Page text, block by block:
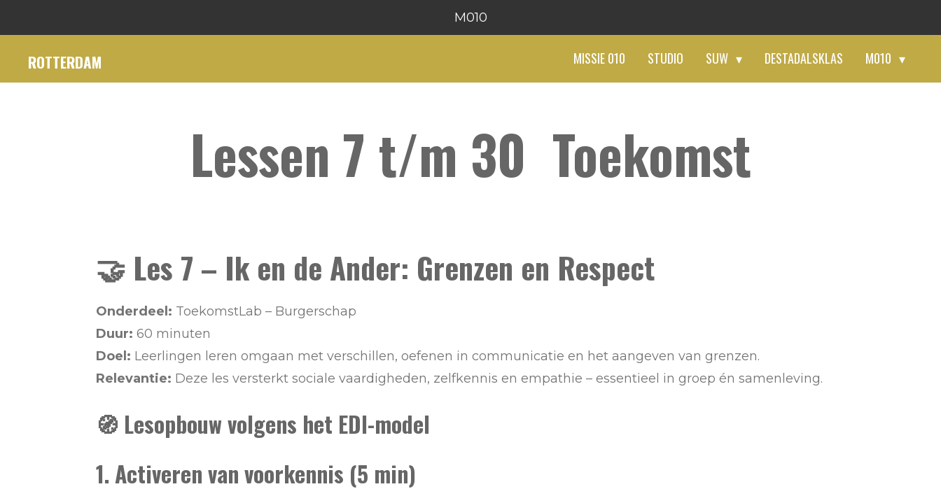
naar
de
M010
ROTTERDAM MISSIE 010 STUDIO SUW DESTADALSKLAS M010
Lessen 7 t/m 30 Toekomst
🤝 Les 7 – Ik en de Ander: Grenzen en Respect
Onderdeel: ToekomstLab – Burgerschap
Duur: 60 minuten
Doel: Leerlingen leren omgaan met verschillen, oefenen in communicatie en het aangeven van grenzen.
Relevantie: Deze les versterkt sociale vaardigheden, zelfkennis en empathie – essentieel in groep én samenleving.
🧭 Lesopbouw volgens het EDI-model
1. Activeren van voorkennis (5 min)